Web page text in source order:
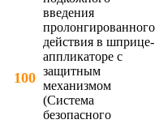
100
введения
пролонгированного
действия в шприце-
аппликаторе с
защитным
механизмом
(Система
безопасного